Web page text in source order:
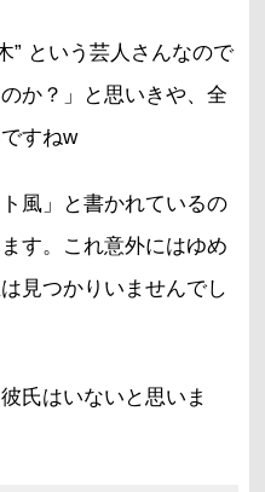
” という芸人さんなので
か？」と思いきや、全
すねw
風」と書かれているの
す。これ意外にはゆめ
見つかりいませんでし
氏はいないと思いま